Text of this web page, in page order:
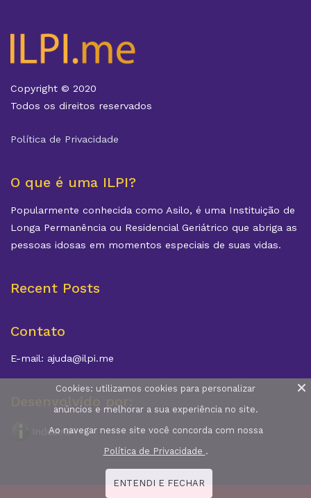
Copyright © 2020
Todos os direitos reservados
Política de Privacidade
O que é uma ILPI?
Popularmente conhecida como Asilo, é uma Instituição de
Longa Permanência ou Residencial Geriátrico que abriga as
pessoas idosas em momentos especiais de suas vidas.
Recent Posts
Contato
E-mail: ajuda@ilpi.me
Desenvolvido por:
Cookies: utilizamos cookies para personalizar
anúncios e melhorar a sua experiência no site.
Ao navegar nesse site você concorda com nossa
Política de Privacidade .
ENTENDI E FECHAR